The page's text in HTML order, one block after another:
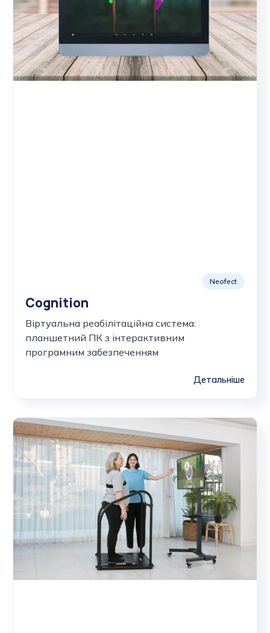
Neofect
Cognition
Віртуальна реабілітаційна система:
планшетний ПК з інтерактивним
програмним забезпеченням
Детальніше